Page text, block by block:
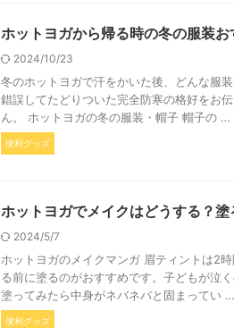
ホットヨガから帰る時の冬の服装お
2024/10/23
冬のホットヨガで汗をかいた後、どんな服
錯誤してたどりついた完全防寒の格好をお
ん。 ホットヨガの冬の服装・帽子 帽子の …
便利グッズ
ホットヨガでメイクはどうする？
2024/5/7
ホットヨガのメイクマンガ 眉ティントは2
る前に塗るのがおすすめです。子どもが泣
塗ってみたら中身がネバネバと固まってい …
便利グッズ